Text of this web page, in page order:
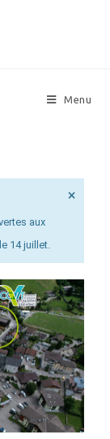
Menu
aux
14 juillet.
×